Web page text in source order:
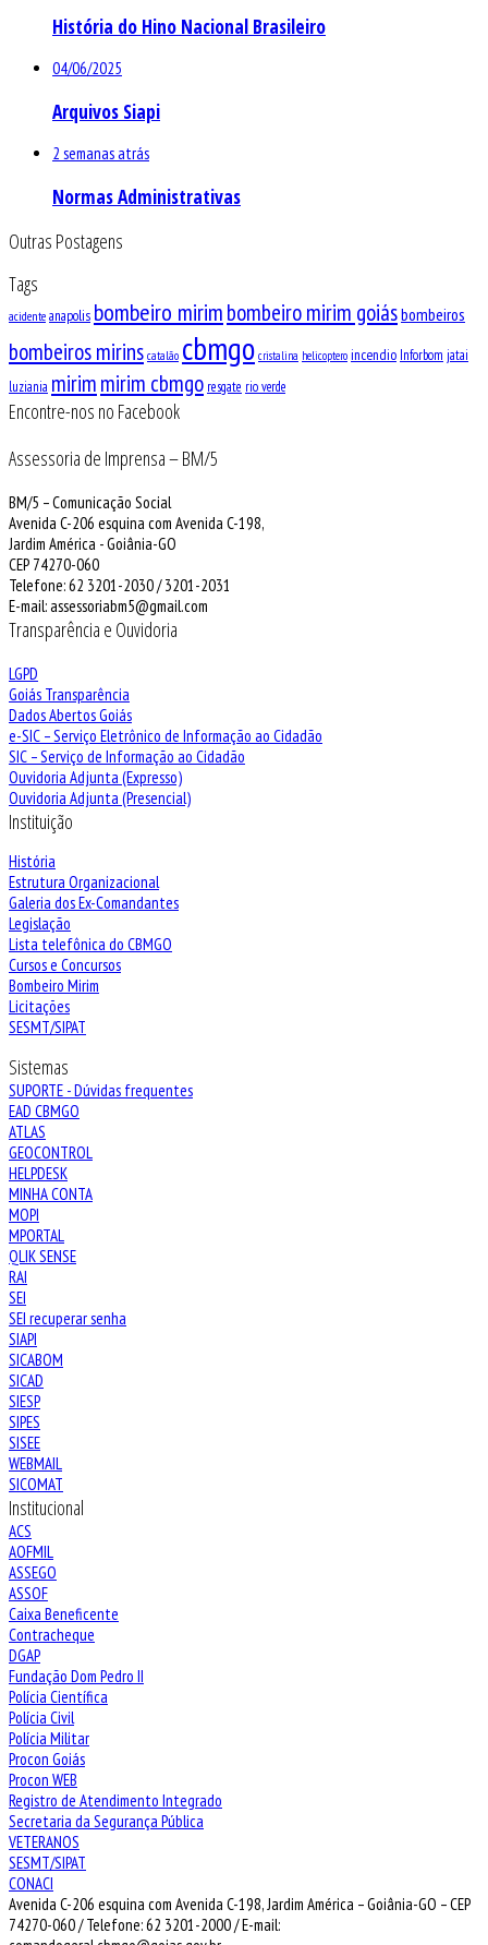
História do Hino Nacional Brasileiro
04/06/2025
Arquivos Siapi
2 semanas atrás
Normas Administrativas
Outras Postagens
Tags
acidente anapolis bombeiro mirimbombeiro mirim goiásbombeiros
bombeiros mirins catalão cbmgo cristalina helicoptero incendio Inforbom jatai
luziania mirimmirim cbmgo resgate rio verde
Encontre-nos no Facebook
Assessoria de Imprensa – BM/5
BM/5 – Comunicação Social
Avenida C-206 esquina com Avenida C-198,
Jardim América - Goiânia-GO
CEP 74270-060
Telefone: 62 3201-2030 / 3201-2031
E-mail: assessoriabm5@gmail.com
Transparência e Ouvidoria
LGPD
Goiás Transparência
Dados Abertos Goiás
e-SIC – Serviço Eletrônico de Informação ao Cidadão
SIC – Serviço de Informação ao Cidadão
Ouvidoria Adjunta (Expresso)
Ouvidoria Adjunta (Presencial)
Instituição
História
Estrutura Organizacional
Galeria dos Ex-Comandantes
Legislação
Lista telefônica do CBMGO
Cursos e Concursos
Bombeiro Mirim
Licitações
SESMT/SIPAT
Sistemas
SUPORTE - Dúvidas frequentes
EAD CBMGO
ATLAS
GEOCONTROL
HELPDESK
MINHA CONTA
MOPI
MPORTAL
QLIK SENSE
RAI
SEI
SEI recuperar senha
SIAPI
SICABOM
SICAD
SIESP
SIPES
SISEE
WEBMAIL
SICOMAT
Institucional
ACS
AOFMIL
ASSEGO
ASSOF
Caixa Beneficente
Contracheque
DGAP
Fundação Dom Pedro II
Polícia Científica
Polícia Civil
Polícia Militar
Procon Goiás
Procon WEB
Registro de Atendimento Integrado
Secretaria da Segurança Pública
VETERANOS
SESMT/SIPAT
CONACI
Avenida C-206 esquina com Avenida C-198, Jardim América – Goiânia-GO – CEP
74270-060 / Telefone: 62 3201-2000 / E-mail: